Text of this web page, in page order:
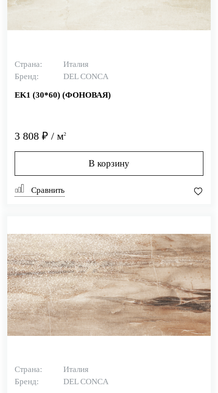
Страна:
Италия
Бренд:
DEL CONCA
EK1 (30*60) (ФОНОВАЯ)
3 808 ₽ / м2
В корзину
Сравнить
Страна:
Италия
Бренд:
DEL CONCA